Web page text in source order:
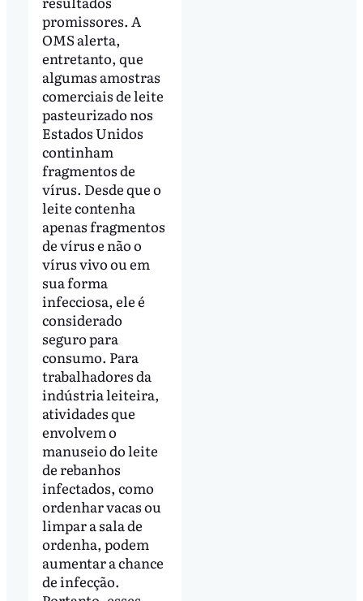
promissores. A
OMS alerta,
entretanto, que
algumas amostras
comerciais de leite
pasteurizado nos
Estados Unidos
continham
fragmentos de
vírus. Desde que o
leite contenha
apenas fragmentos
de vírus e não o
vírus vivo ou em
sua forma
infecciosa, ele é
considerado
seguro para
consumo. Para
trabalhadores da
indústria leiteira,
atividades que
envolvem o
manuseio do leite
de rebanhos
infectados, como
ordenhar vacas ou
limpar a sala de
ordenha, podem
aumentar a chance
de infecção.